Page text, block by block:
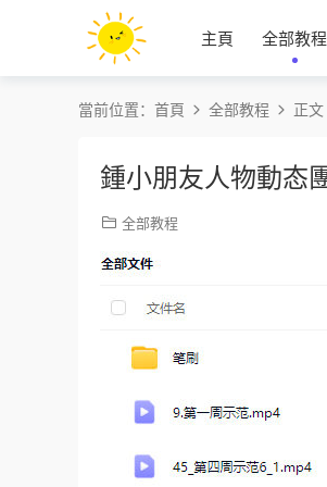
主頁 全部教程
當前位置： 首頁 全部教程 正文
鍾小朋友人物動态
全部教程